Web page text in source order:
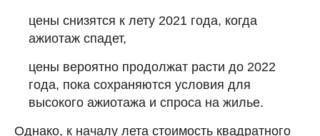
цены снизятся к лету 2021 года, когда
ажиотаж спадет,
цены вероятно продолжат расти до 2022
года, пока сохраняются условия для
высокого ажиотажа и спроса на жилье.
Однако, к началу лета стоимость квадратного